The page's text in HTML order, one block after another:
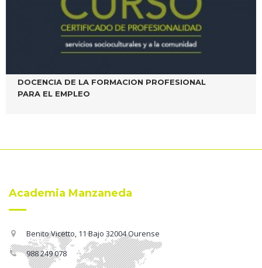
DOCENCIA DE LA FORMACION PROFESIONAL
PARA EL EMPLEO
Academia Manzaneda
Benito Vicetto, 11 Bajo 32004 Ourense
988 249 078